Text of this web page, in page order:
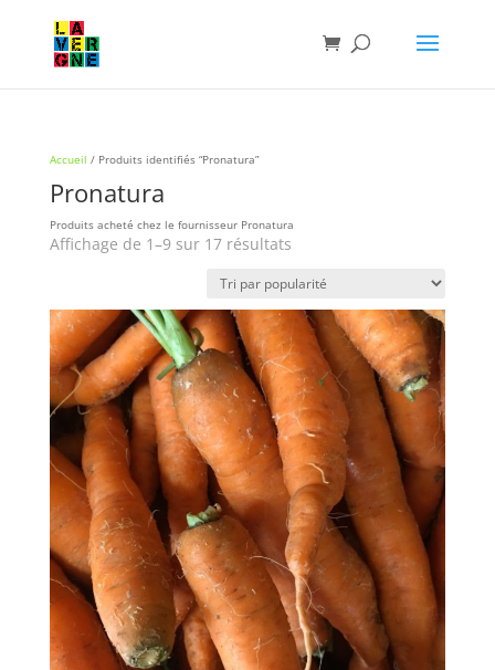
Accueil / Produits identifiés “Pronatura”
Pronatura
Produits acheté chez le fournisseur Pronatura
Affichage de 1–9 sur 17 résultatsTrié
popularité